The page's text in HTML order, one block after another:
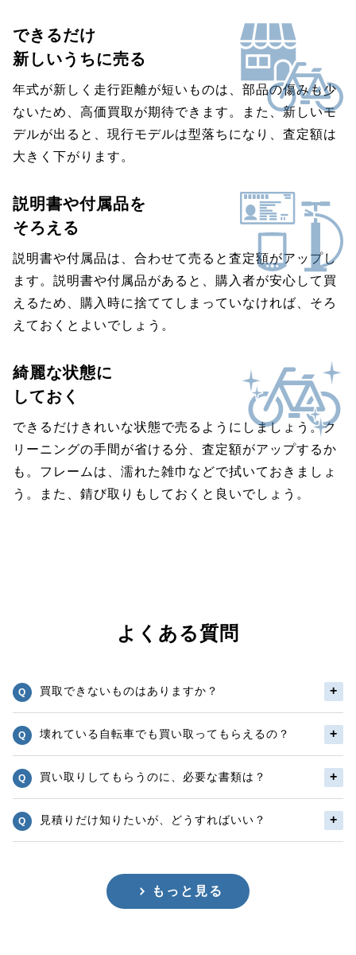
できるだけ
新しいうちに売る
年式が新しく走行距離が短いものは、部品の傷みも少
ないため、高価買取が期待できます。また、新しいモ
デルが出ると、現行モデルは型落ちになり、査定額は
大きく下がります。
説明書や付属品を
そろえる
説明書や付属品は、合わせて売ると査定額がアップし
ます。説明書や付属品があると、購入者が安心して買
えるため、購入時に捨ててしまっていなければ、そろ
えておくとよいでしょう。
綺麗な状態に
しておく
できるだけきれいな状態で売るようにしましょう。ク
リーニングの手間が省ける分、査定額がアップするか
も。フレームは、濡れた雑巾などで拭いておきましょ
う。また、錆び取りもしておくと良いでしょう。
よくある質問
買取できないものはありますか？
壊れている自転車でも買い取ってもらえるの？
買い取りしてもらうのに、必要な書類は？
見積りだけ知りたいが、どうすればいい？
もっと見る